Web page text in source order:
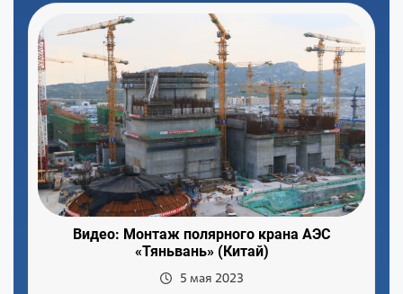
Видео: Монтаж полярного крана АЭС
«Тяньвань» (Китай)
5 мая 2023